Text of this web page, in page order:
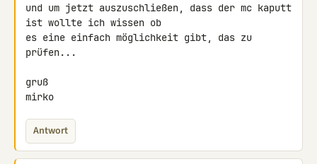
und um jetzt auszuschließen, dass der mc kaputt
ist wollte ich wissen ob
es eine einfach möglichkeit gibt, das zu
prüfen...
gruß
mirko
Antwort